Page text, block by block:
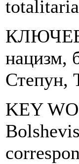
нацизм,
Степун,
KEY